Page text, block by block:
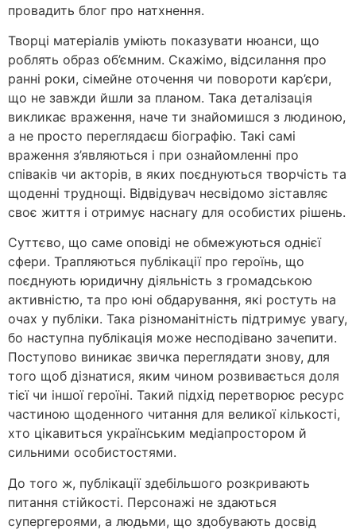
провадить блог про натхнення.
Творці матеріалів уміють показувати нюанси, що
роблять образ об’ємним. Скажімо, відсилання про
ранні роки, сімейне оточення чи повороти кар’єри,
що не завжди йшли за планом. Така деталізація
викликає враження, наче ти знайомишся з людиною,
а не просто переглядаєш біографію. Такі самі
враження з’являються і при ознайомленні про
співаків чи акторів, в яких поєднуються творчість та
щоденні труднощі. Відвідувач несвідомо зіставляє
своє життя і отримує наснагу для особистих рішень.
Суттєво, що саме оповіді не обмежуються однієї
сфери. Трапляються публікації про героїнь, що
поєднують юридичну діяльність з громадською
активністю, та про юні обдарування, які ростуть на
очах у публіки. Така різноманітність підтримує увагу,
бо наступна публікація може несподівано зачепити.
Поступово виникає звичка переглядати знову, для
того щоб дізнатися, яким чином розвивається доля
тієї чи іншої героїні. Такий підхід перетворює ресурс
частиною щоденного читання для великої кількості,
хто цікавиться українським медіапростором й
сильними особистостями.
До того ж, публікації здебільшого розкривають
питання стійкості. Персонажі не здаються
супергероями, а людьми, що здобувають досвід